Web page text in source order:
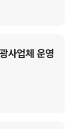
사업체 운영